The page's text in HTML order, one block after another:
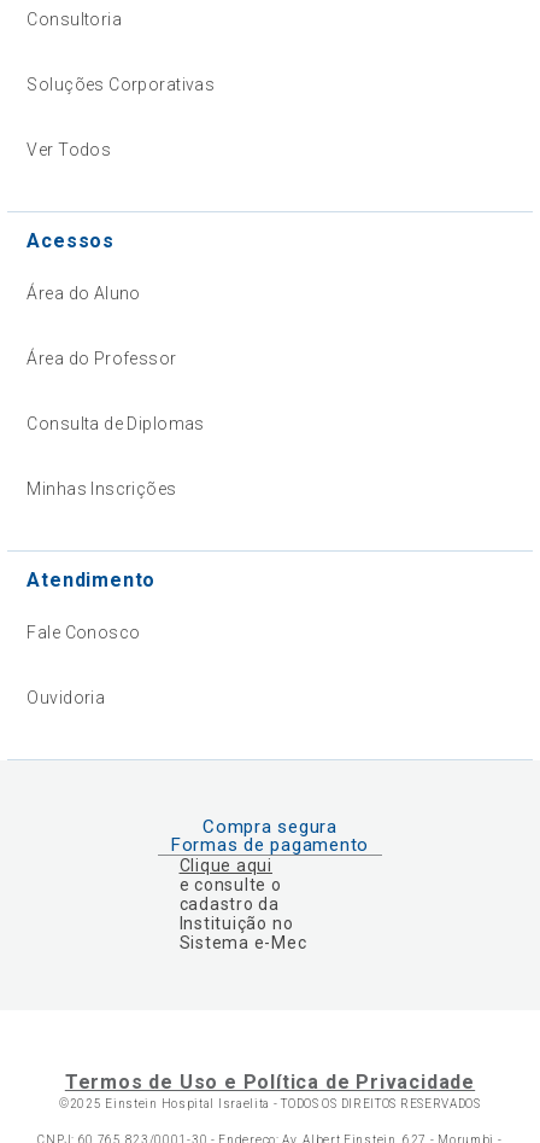
Consultoria
Soluções Corporativas
Ver Todos
Acessos
Área do Aluno
Área do Professor
Consulta de Diplomas
Minhas Inscrições
Atendimento
Fale Conosco
Ouvidoria
Compra segura
Formas de pagamento
Clique aqui
e consulte o
cadastro da
Instituição no
Sistema e-Mec
Termos de Uso e Política de Privacidade
©2025 Einstein Hospital Israelita -TODOS OS DIREITOS RESERVADOS
CNPJ: 60.765.823/0001-30 - Endereço: Av. Albert Einstein, 627 - Morumbi -